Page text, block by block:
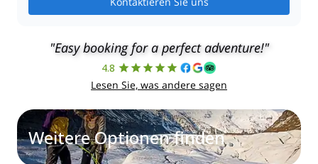
"Easy booking for a perfect adventure!"
4.8
Lesen Sie, was andere sagen
Weitere Optionen finden